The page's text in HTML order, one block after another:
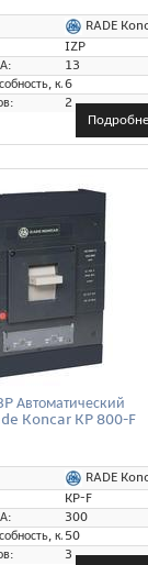
RADE
IZP
13
кА:
6
2
Автоматический
Koncar KP 800-F
RADE
KP-F
300
кА:50
3